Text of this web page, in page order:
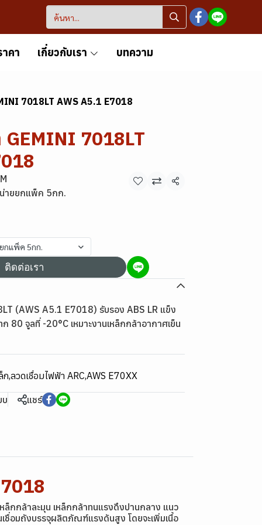
คา เกี่ยวกับเรา บทความ
7018LT AWS A5.1 E7018
GEMINI 7018LT
ายยกแพ็ค 5กก.
แชร์
กแพ็ค 5กก.
ติดต่อเรา
(AWS A5.1 E7018) รับรอง ABS LR แข็ง
80 จูลที่ -20°C เหมาะงานเหล็กกล้าอากาศเย็น
ก,ลวดเชื่อมไฟฟ้า ARC,AWS E70XX
บ แชร์
ล็กกล้าละมุน เหล็กกล้าทนแรงดึงปานกลาง แนว
ชื่อมถังบรรจุผลิตภัณฑ์แรงดันสูง โดยจะเพิ่มเนื้อ